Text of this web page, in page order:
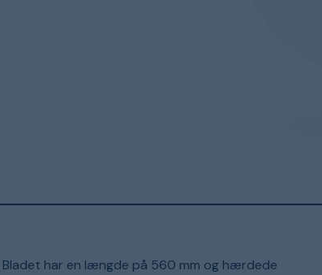
har en længde på 560 mm og hærdede